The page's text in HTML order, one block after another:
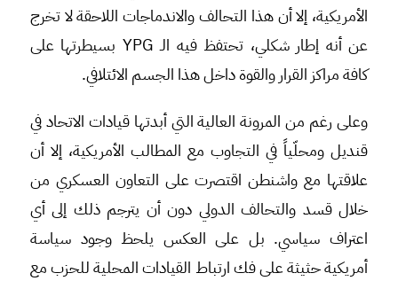
الأمريكية، إلا أن هذا التحالف والاندماجات اللاحقة لا تخرج
عن أنه إطار شكلي، تحتفظ فيه الـ YPG بسيطرتها على
كافة مراكز القرار والقوة داخل هذا الجسم الائتلافي.
وعلى رغم من المرونة العالية التي أبدتها قيادات الاتحاد في
قنديل ومحلّياً في التجاوب مع المطالب الأمريكية، إلا أن
علاقتها مع واشنطن اقتصرت على التعاون العسكري من
خلال قسد والتحالف الدولي دون أن يترجم ذلك إلى أي
اعتراف سياسي. بل على العكس يلحظ وجود سياسة
أمريكية حثيثة على فك ارتباط القيادات المحلية للحزب مع